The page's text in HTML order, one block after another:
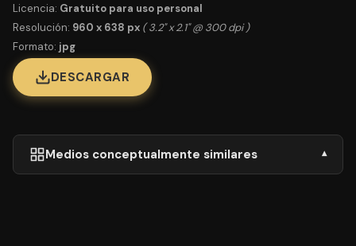
Licencia: Gratuito para uso personal
Resolución: 960 x 638 px ( 3.2" x 2.1" @ 300 dpi )
Formato: jpg
DESCARGAR
Medios conceptualmente similares ▾